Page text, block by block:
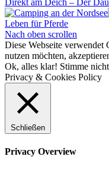
Leben für Pferde
Nach oben scrollen
Diese Webseite verwendet
nutzen möchten,
Ok, alles klar! Stimme
Privacy & Cookies Policy
Schließen
Privacy Overview